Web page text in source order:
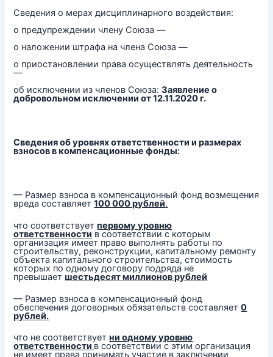
Сведения о мерах дисциплинарного воздействия:
о предупреждении члену Союза —
о наложении штрафа на члена Союза —
о приостановлении права осуществлять деятельность
—
об исключении из членов Союза:Заявление о
добровольном исключении от 12.11.2020 г.
Сведения об уровнях ответственности и размерах
взносов в компенсационные фонды:
— Размер взноса в компенсационный фонд возмещения
вреда составляет100 000 рублей.
что соответствуетпервому уровню
ответственности в соответствии с которым
организация имеет право выполнять работы по
строительству, реконструкции, капитальному ремонту
объекта капитального строительства, стоимость
которых по одному договору подряда не
превышаетшестьдесят миллионов рублей
— Размер взноса в компенсационный фонд
обеспечения договорных обязательств составляет0
рублей.
что не соответствуетни одному уровню
ответственности в соответствии с этим организация
не имеет права принимать участие в заключении